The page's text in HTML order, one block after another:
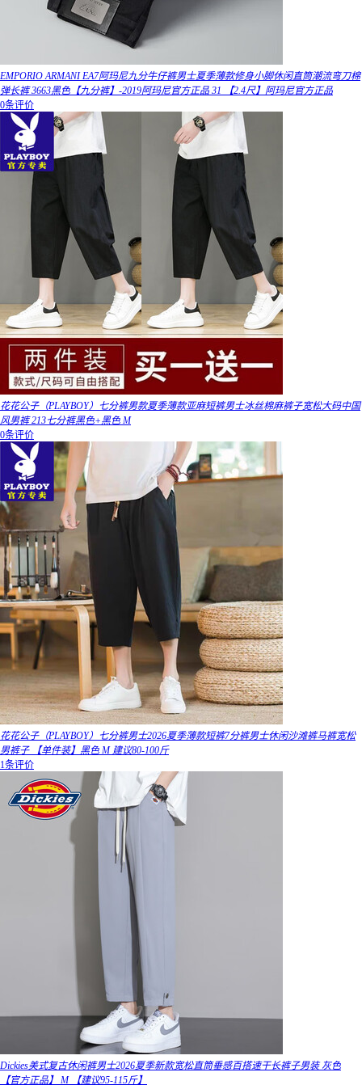
EMPORIO ARMANI EA7阿玛尼九分牛仔裤男士夏季薄款修身小脚休闲直筒潮流弯刀棉
弹长裤 3663黑色【九分裤】-2019阿玛尼官方正品 31 【2.4尺】阿玛尼官方正品
0条评价
花花公子（PLAYBOY）七分裤男款夏季薄款亚麻短裤男士冰丝棉麻裤子宽松大码中国
风男裤 213七分裤黑色+黑色 M
0条评价
花花公子（PLAYBOY）七分裤男士2026夏季薄款短裤7分裤男士休闲沙滩裤马裤宽松
男裤子 【单件装】黑色 M 建议80-100斤
1条评价
Dickies美式复古休闲裤男士2026夏季新款宽松直筒垂感百搭速干长裤子男装 灰色
【官方正品】 M 【建议95-115斤】